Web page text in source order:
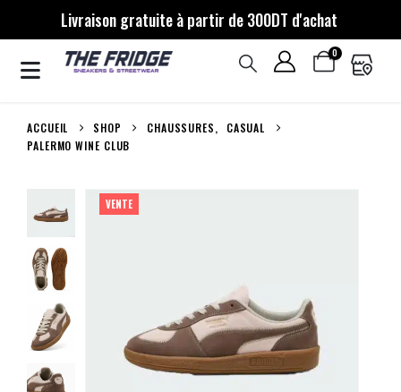
Livraison gratuite à partir de 300DT d'achat
0
ACCUEIL SHOP CHAUSSURES,
CASUAL
PALERMO WINE CLUB
VENTE